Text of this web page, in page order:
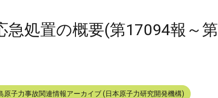
急処置の概要(第17094報～第
原子力事故関連情報アーカイブ (日本原子力研究開発機構)